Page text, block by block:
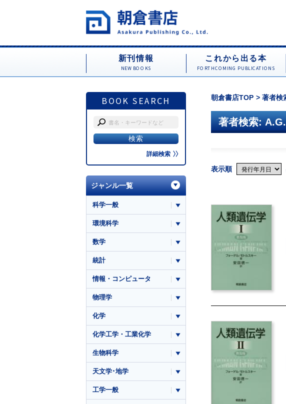
新刊情報
NEW BOOKS
これから出る本
FORTHCOMING PUBLICATIONS
BOOK SEARCH
詳細検索
朝倉書店TOP 著者検
著者検索:
表示順
ジャンル一覧
科学一般
環境科学
数学
統計
情報・コンピュータ
物理学
化学
化学工学・工業化学
生物科学
天文学･地学
工学一般